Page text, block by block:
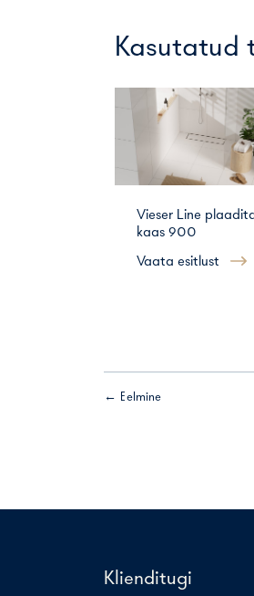
Kasutatud
Vieser Line
kaas 900
Vaata esitlust
← Eelmine
Klienditugi